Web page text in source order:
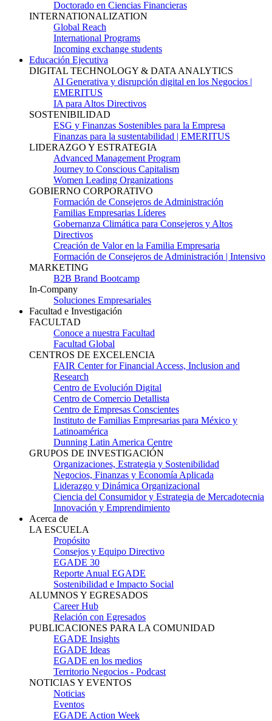
Doctorado en Ciencias Financieras
INTERNATIONALIZATION
Global Reach
International Programs
Incoming exchange students
Educación Ejecutiva
DIGITAL TECHNOLOGY & DATA ANALYTICS
AI Generativa y disrupción digital en los Negocios |
EMERITUS
IA para Altos Directivos
SOSTENIBILIDAD
ESG y Finanzas Sostenibles para la Empresa
Finanzas para la sustentabilidad | EMERITUS
LIDERAZGO Y ESTRATEGIA
Advanced Management Program
Journey to Conscious Capitalism
Women Leading Organizations
GOBIERNO CORPORATIVO
Formación de Consejeros de Administración
Familias Empresarias Líderes
Gobernanza Climática para Consejeros y Altos
Directivos
Creación de Valor en la Familia Empresaria
Formación de Consejeros de Administración | Intensivo
MARKETING
B2B Brand Bootcamp
In-Company
Soluciones Empresariales
Facultad e Investigación
FACULTAD
Conoce a nuestra Facultad
Facultad Global
CENTROS DE EXCELENCIA
FAIR Center for Financial Access, Inclusion and
Research
Centro de Evolución Digital
Centro de Comercio Detallista
Centro de Empresas Conscientes
Instituto de Familias Empresarias para México y
Latinoamérica
Dunning Latin America Centre
GRUPOS DE INVESTIGACIÓN
Organizaciones, Estrategia y Sostenibilidad
Negocios, Finanzas y Economía Aplicada
Liderazgo y Dinámica Organizacional
Ciencia del Consumidor y Estrategia de Mercadotecnia
Innovación y Emprendimiento
Acerca de
LA ESCUELA
Propósito
Consejos y Equipo Directivo
EGADE 30
Reporte Anual EGADE
Sostenibilidad e Impacto Social
ALUMNOS Y EGRESADOS
Career Hub
Relación con Egresados
PUBLICACIONES PARA LA COMUNIDAD
EGADE Insights
EGADE Ideas
EGADE en los medios
Territorio Negocios - Podcast
NOTICIAS Y EVENTOS
Noticias
Eventos
EGADE Action Week